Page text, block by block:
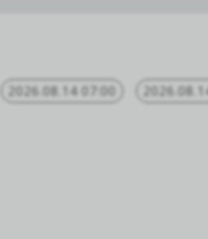
2026.08.14 07:00